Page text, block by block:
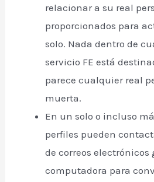
relacionar a su real
proporcionados para
solo. Nada dentro de
servicio FE está
parece cualquier real
muerta.
En un solo o incluso
perfiles pueden
de correos electrónicos
computadora para